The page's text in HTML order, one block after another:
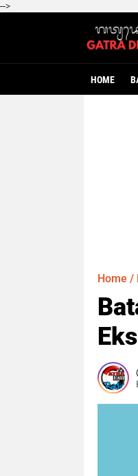
-->
HOME
Home /